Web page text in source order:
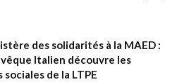
des solidarités à la MAED :
Italien découvre les
sociales de la LTPE